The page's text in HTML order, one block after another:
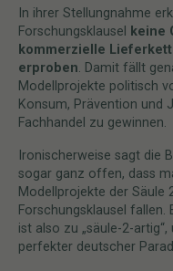
In ihrer Stellungnahme
Forschungsklausel
keine
kommerzielle
erproben. Damit fällt
Modellprojekte politisch
Konsum, Prävention und
Fachhandel zu gewinnen.
Ironischerweise sagt die
sogar ganz offen, dass
Modellprojekte der Säule
Forschungsklausel
ist also zu „säule-2-
perfekter deutscher